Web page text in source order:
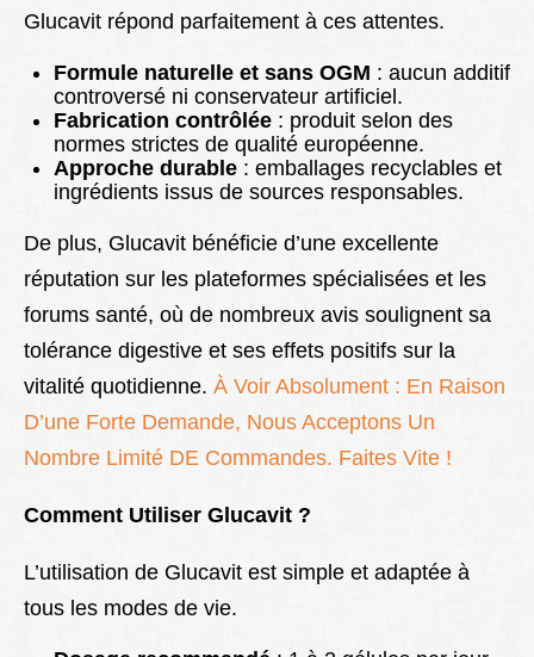
Glucavit répond parfaitement à ces attentes.
Formule naturelle et sans OGM : aucun additif
controversé ni conservateur artificiel.
Fabrication contrôlée : produit selon des
normes strictes de qualité européenne.
Approche durable : emballages recyclables et
ingrédients issus de sources responsables.
De plus, Glucavit bénéficie d’une excellente
réputation sur les plateformes spécialisées et les
forums santé, où de nombreux avis soulignent sa
tolérance digestive et ses effets positifs sur la
vitalité quotidienne. À Voir Absolument : En Raison
D’une Forte Demande, Nous Acceptons Un
Nombre Limité DE Commandes. Faites Vite !
Comment Utiliser Glucavit ?
L’utilisation de Glucavit est simple et adaptée à
tous les modes de vie.